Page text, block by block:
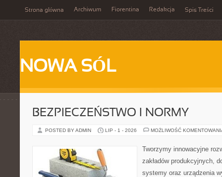
Strona główna Archiwum Fiorentina Redakcja Spis Treści
NOWA SÓL
BEZPIECZEŃSTWO I NORMY
POSTED BY ADMIN LIP - 1 - 2026 MOŻLIWOŚĆ
Tworzymy innowacyjne
zakładów produkcyjnych,
systemy oraz urządzenia